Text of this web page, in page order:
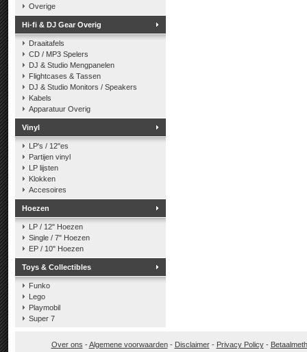
Overige
Hi-fi & DJ Gear Overig
Draaitafels
CD / MP3 Spelers
DJ & Studio Mengpanelen
Flightcases & Tassen
DJ & Studio Monitors / Speakers
Kabels
Apparatuur Overig
Vinyl
LP's / 12"es
Partijen vinyl
LP lijsten
Klokken
Accesoires
Hoezen
LP / 12" Hoezen
Single / 7" Hoezen
EP / 10" Hoezen
Toys & Collectibles
Funko
Lego
Playmobil
Super 7
Over ons -Algemene voorwaarden- Disclaimer- Privacy Policy-